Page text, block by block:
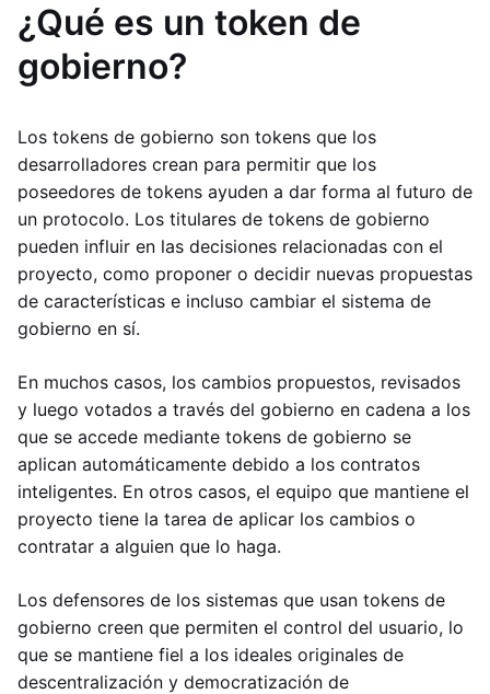
¿Qué es un token de
gobierno?
Los tokens de gobierno son tokens que los
desarrolladores crean para permitir que los
poseedores de tokens ayuden a dar forma al futuro de
un protocolo. Los titulares de tokens de gobierno
pueden influir en las decisiones relacionadas con el
proyecto, como proponer o decidir nuevas propuestas
de características e incluso cambiar el sistema de
gobierno en sí.
En muchos casos, los cambios propuestos, revisados
y luego votados a través del gobierno en cadena a los
que se accede mediante tokens de gobierno se
aplican automáticamente debido a los contratos
inteligentes. En otros casos, el equipo que mantiene el
proyecto tiene la tarea de aplicar los cambios o
contratar a alguien que lo haga.
Los defensores de los sistemas que usan tokens de
gobierno creen que permiten el control del usuario, lo
que se mantiene fiel a los ideales originales de
descentralización y democratización de